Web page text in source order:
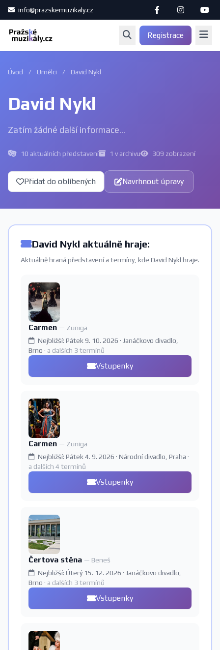
info@prazskemuzikaly.cz
Registrace
Úvod / Umělci / David Nykl
David Nykl
Zatím žádné další informace...
10 aktuálních představení 1 v archivu 309 zobrazení
Přidat do oblíbených Navrhnout úpravy
David Nykl aktuálně hraje:
Aktuálně hraná představení a termíny, kde David Nykl hraje.
Carmen — Zuniga
Nejbližší: Pátek 9. 10. 2026 · Janáčkovo divadlo,
Brno · a dalších 3 termínů
Vstupenky
Carmen — Zuniga
Nejbližší: Pátek 4. 9. 2026 · Národní divadlo, Praha ·
a dalších 4 termínů
Vstupenky
Čertova stěna — Beneš
Nejbližší: Úterý 15. 12. 2026 · Janáčkovo divadlo,
Brno · a dalších 3 termínů
Vstupenky